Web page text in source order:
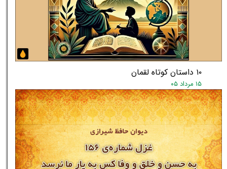
۱۰ داستان کوتاه لقمان
۱۵ مرداد ۰۵